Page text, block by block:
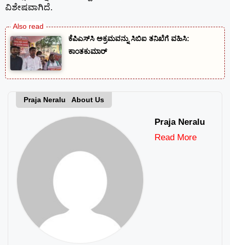
ವಿಶೇಷವಾಗಿದೆ.
ಕೆಪಿಎಸ್‍ಸಿ ಅಕ್ರಮವನ್ನು ಸಿಬಿಐ ತನಿಖೆಗೆ ವಹಿಸಿ:
ಕಾಂತಕುಮಾರ್
Praja Neralu About Us
Praja Neralu
Read More